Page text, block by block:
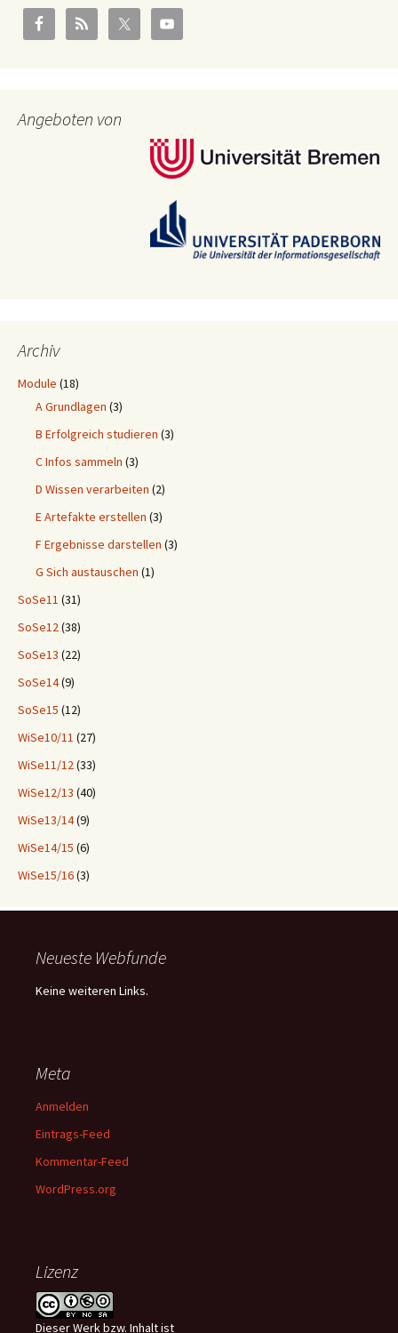
Angeboten von
Archiv
Module (18)
A Grundlagen (3)
B Erfolgreich studieren (3)
C Infos sammeln (3)
D Wissen verarbeiten (2)
E Artefakte erstellen (3)
F Ergebnisse darstellen (3)
G Sich austauschen (1)
SoSe11 (31)
SoSe12(38)
SoSe13 (22)
SoSe14(9)
SoSe15 (12)
WiSe10/11 (27)
WiSe11/12(33)
WiSe12/13 (40)
WiSe13/14(9)
WiSe14/15 (6)
WiSe15/16(3)
Neueste Webfunde
Keine weiteren Links.
Meta
Anmelden
Eintrags-Feed
Kommentar-Feed
WordPress.org
Lizenz
DieserWerk bzw. Inhaltist